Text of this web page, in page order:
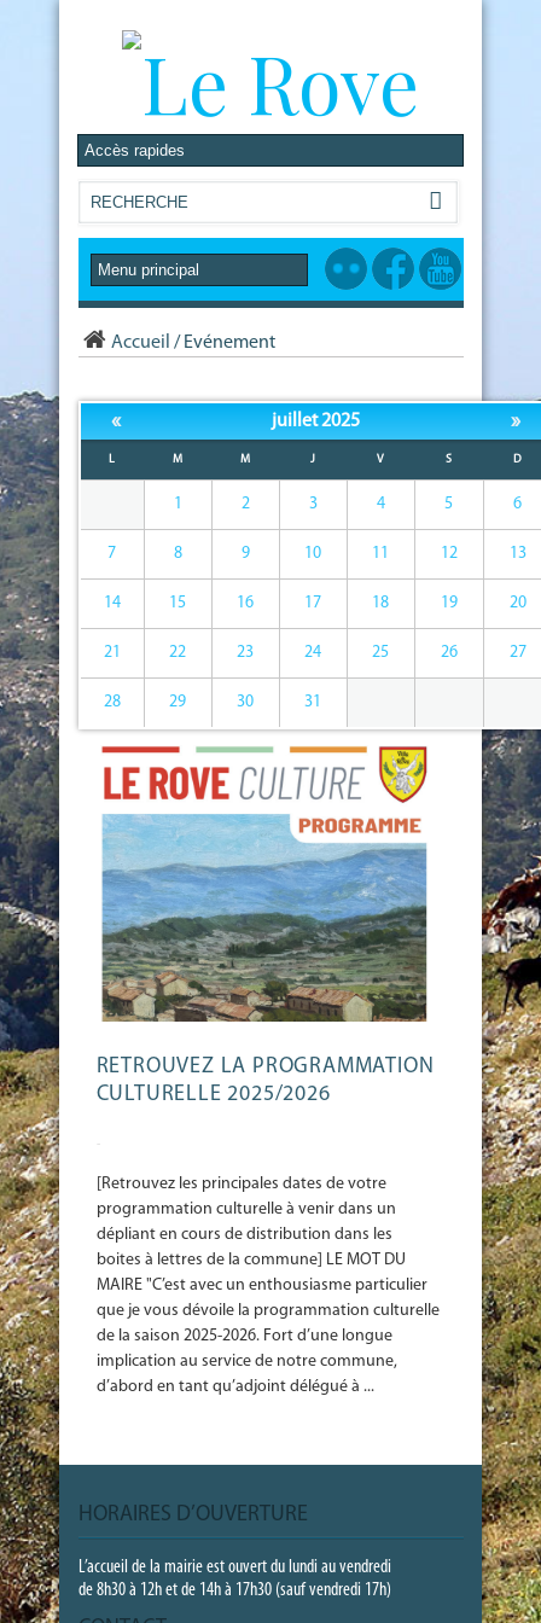
Accueil / Evénement
« juillet 2025 »
L M M J V S D
1 2 3 4 5 6
7 8 9 10 11 12 13
14 15 16 17 18 19 20
21 22 23 24 25 26 27
28 29 30 31
RETROUVEZ LA PROGRAMMATION
CULTURELLE 2025/2026
-
[Retrouvez les principales dates de votre
programmation culturelle à venir dans un
dépliant en cours de distribution dans les
boites à lettres de la commune] LE MOT DU
MAIRE "C’est avec un enthousiasme particulier
que je vous dévoile la programmation culturelle
de la saison 2025-2026. Fort d’une longue
implication au service de notre commune,
d’abord en tant qu’adjoint délégué à ...
HORAIRES D’OUVERTURE
L’accueil de la mairie est ouvert du lundi au vendredi
de 8h30 à 12h et de 14h à 17h30 (sauf vendredi 17h)